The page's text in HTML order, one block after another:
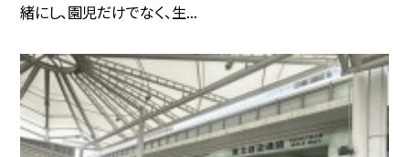
緒にし、園児だけでなく、生...